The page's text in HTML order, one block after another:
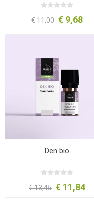
€ 11,00 € 9,68
Den bio
€ 13,45 € 11,84